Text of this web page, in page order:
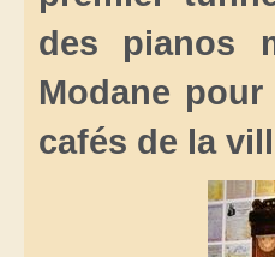
des pianos
Modane
cafés de la